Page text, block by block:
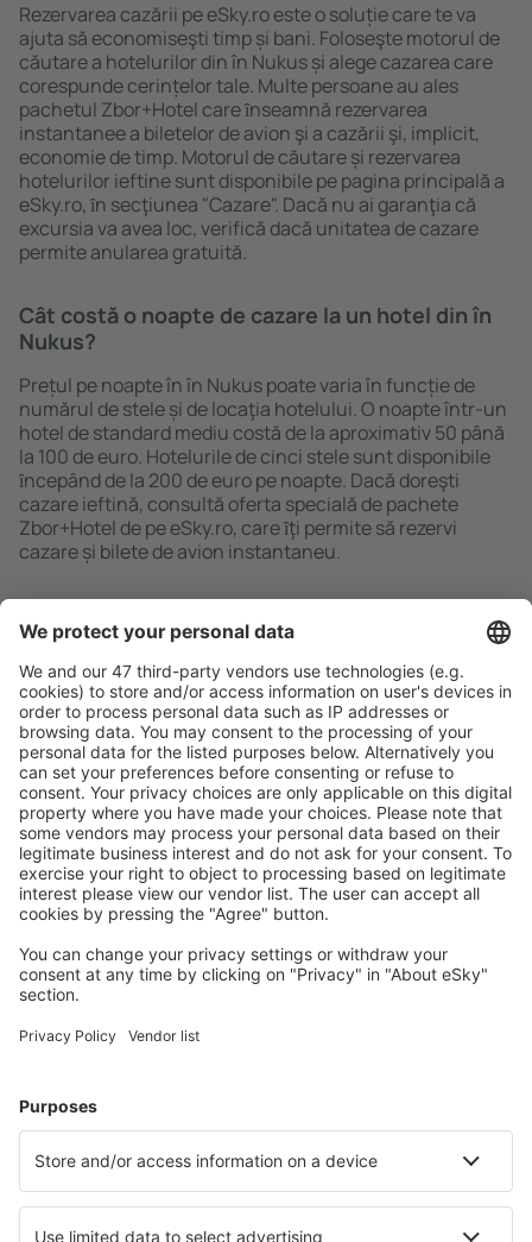
Rezervarea cazării pe eSky.ro este o soluție care te va
ajuta să economiseşti timp și bani. Foloseşte motorul de
căutare a hotelurilor din în Nukus și alege cazarea care
corespunde cerințelor tale. Multe persoane au ales
pachetul Zbor+Hotel care ȋnseamnă rezervarea
instantanee a biletelor de avion şi a cazării şi, implicit,
economie de timp. Motorul de căutare și rezervarea
hotelurilor ieftine sunt disponibile pe pagina principală a
eSky.ro, ȋn secţiunea "Cazare". Dacă nu ai garanţia că
excursia va avea loc, verifică dacă unitatea de cazare
permite anularea gratuită.
Cât costă o noapte de cazare la un hotel din în
Nukus?
Prețul pe noapte în în Nukus poate varia în funcție de
numărul de stele și de locaţia hotelului. O noapte într-un
hotel de standard mediu costă de la aproximativ 50 până
la 100 de euro. Hotelurile de cinci stele sunt disponibile
ȋncepând de la 200 de euro pe noapte. Dacă doreşti
cazare ieftină, consultă oferta specială de pachete
Zbor+Hotel de pe eSky.ro, care ȋţi permite să rezervi
cazare și bilete de avion instantaneu.
Caută rapid şi uşor
Ofertă adaptată aşteptărilor tale.
Planifică ȋn siguranţă
Rezervare fără griji cu opțiune gratuită de anulare.
Economiseşte mai mult
Prețuri atractive și oferte speciale pentru utilizatorii
conectați.
Cazarea preferată
apartamente și altele.
Cele mai căutate hoteluri de către utilizatorii eSky
Hoteluri în Uzbekistan - Orașe populare
Hoteluri în Samarkand Hoteluri în Aurakhmat